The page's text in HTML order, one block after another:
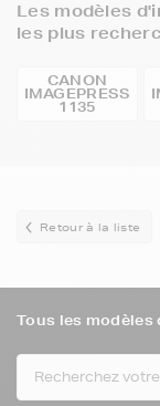
Les modèles
les plus
CANON
IMAGEPRESS
1135
Retour à la liste
Tous les modèles